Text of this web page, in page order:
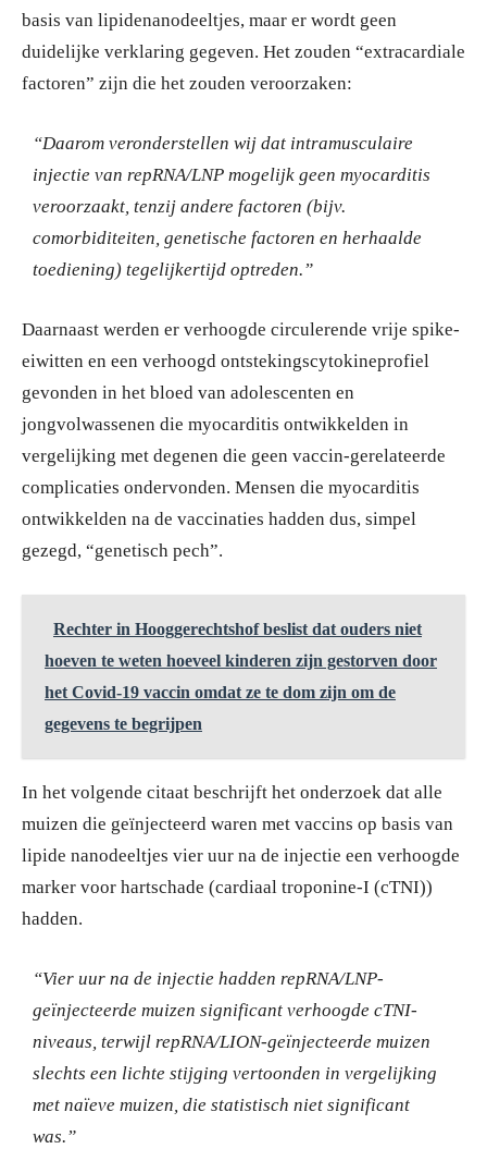
basis van lipidenanodeeltjes, maar er wordt geen
duidelijke verklaring gegeven. Het zouden “extracardiale
factoren” zijn die het zouden veroorzaken:
“Daarom veronderstellen wij dat intramusculaire
injectie van repRNA/LNP mogelijk geen myocarditis
veroorzaakt, tenzij andere factoren (bijv.
comorbiditeiten, genetische factoren en herhaalde
toediening) tegelijkertijd optreden.”
Daarnaast werden er verhoogde circulerende vrije spike-
eiwitten en een verhoogd ontstekingscytokineprofiel
gevonden in het bloed van adolescenten en
jongvolwassenen die myocarditis ontwikkelden in
vergelijking met degenen die geen vaccin-gerelateerde
complicaties ondervonden. Mensen die myocarditis
ontwikkelden na de vaccinaties hadden dus, simpel
gezegd, “genetisch pech”.
Rechter in Hooggerechtshof beslist dat ouders niet
hoeven te weten hoeveel kinderen zijn gestorven door
het Covid-19 vaccin omdat ze te dom zijn om de
gegevens te begrijpen
In het volgende citaat beschrijft het onderzoek dat alle
muizen die geïnjecteerd waren met vaccins op basis van
lipide nanodeeltjes vier uur na de injectie een verhoogde
marker voor hartschade (cardiaal troponine-I (cTNI))
hadden.
“Vier uur na de injectie hadden repRNA/LNP-
geïnjecteerde muizen significant verhoogde cTNI-
niveaus, terwijl repRNA/LION-geïnjecteerde muizen
slechts een lichte stijging vertoonden in vergelijking
met naïeve muizen, die statistisch niet significant
was.”